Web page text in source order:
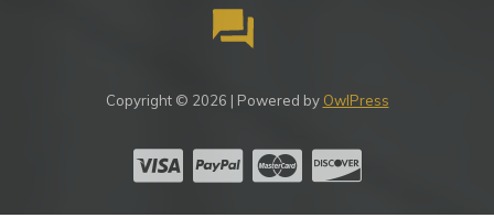
Copyright © 2026 | Powered by OwlPress